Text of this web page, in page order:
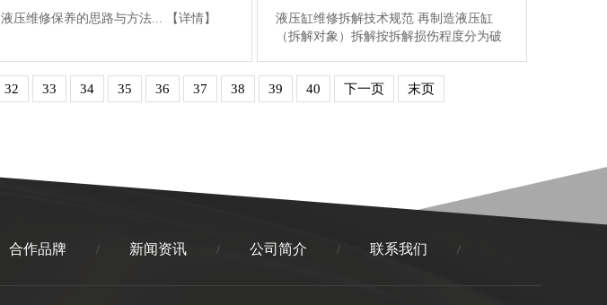
液压维修保养的思路与方法... 【详情】
液压缸维修拆解技术规范 再制造液压缸
（拆解对象）拆解按拆解损伤程度分为破
象进行登记，在醒目位置标识信息标签。
32 33 34 35 36 37 38 39 40 下一页 末页
合作品牌 / 新闻资讯 / 公司简介 / 联系我们 /